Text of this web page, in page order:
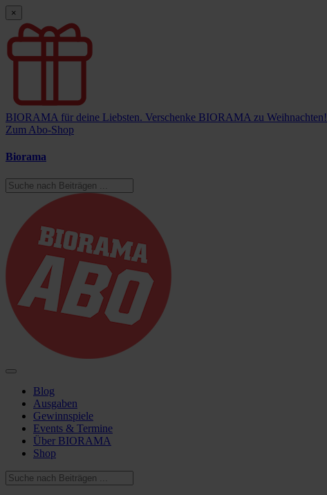
×
BIORAMA für deine Liebsten. Verschenke BIORAMA zu Weihnachten!
Zum Abo-Shop
Biorama
Blog
Ausgaben
Gewinnspiele
Events & Termine
Über BIORAMA
Shop